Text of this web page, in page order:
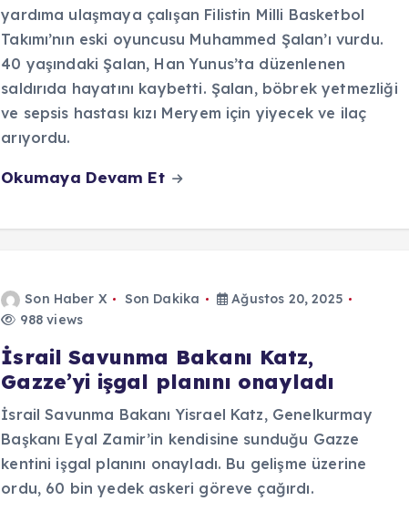
yardıma ulaşmaya çalışan Filistin Milli Basketbol
Takımı’nın eski oyuncusu Muhammed Şalan’ı vurdu.
40 yaşındaki Şalan, Han Yunus’ta düzenlenen
saldırıda hayatını kaybetti. Şalan, böbrek yetmezliği
ve sepsis hastası kızı Meryem için yiyecek ve ilaç
arıyordu.
Okumaya Devam Et
Son Haber X Son Dakika
Ağustos 20, 2025
988 views
İsrail Savunma Bakanı Katz,
Gazze’yi işgal planını onayladı
İsrail Savunma Bakanı Yisrael Katz, Genelkurmay
Başkanı Eyal Zamir’in kendisine sunduğu Gazze
kentini işgal planını onayladı. Bu gelişme üzerine
ordu, 60 bin yedek askeri göreve çağırdı.